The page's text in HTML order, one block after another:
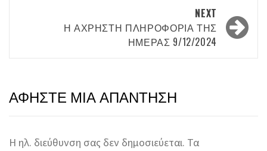
NEXT
Η ΆΧΡΗΣΤΗ ΠΛΗΡΟΦΟΡΊΑ ΤΗΣ
ΗΜΈΡΑΣ 9/12/2024
ΑΦΉΣΤΕ ΜΙΑ ΑΠΆΝΤΗΣΗ
Η ηλ. διεύθυνση σας δεν δημοσιεύεται. Τα